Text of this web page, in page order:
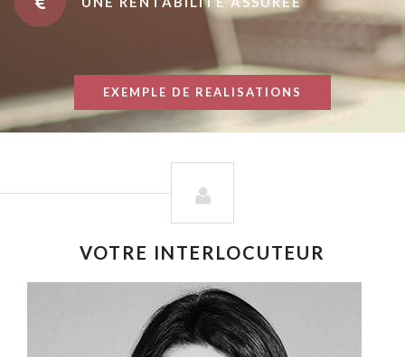
EXEMPLE DE REALISATIONS
VOTRE INTERLOCUTEUR